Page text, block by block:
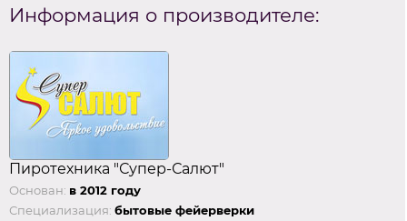
Информация о производителе:
Пиротехника "Супер-Салют"
Основан: в 2012 году
Специализация: бытовые фейерверки